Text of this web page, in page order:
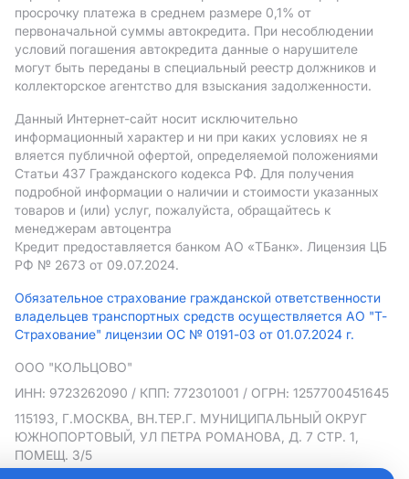
просрочку платежа в среднем размере 0,1% от
первоначальной суммы автокредита. При несоблюдении
условий погашения автокредита данные о нарушителе
могут быть переданы в специальный реестр должников и
коллекторское агентство для взыскания задолженности.
Данный Интернет-сайт носит исключительно
информационный характер и ни при каких условиях не я
вляется публичной офертой, определяемой положениями
Статьи 437 Гражданского кодекса РФ. Для получения
подробной информации о наличии и стоимости указанных
товаров и (или) услуг, пожалуйста, обращайтесь к
менеджерам автоцентра
Кредит предоставляется банком АO «ТБанк». Лицензия ЦБ
РФ № 2673 от 09.07.2024.
Обязательное страхование гражданской ответственности
владельцев транспортных средств осуществляется АО "Т-
Страхование" лицензии ОС № 0191-03 от 01.07.2024 г.
ООО "КОЛЬЦОВО"
ИНН: 9723262090 / КПП: 772301001 / ОГРН: 1257700451645
115193, Г.МОСКВА, ВН.ТЕР.Г. МУНИЦИПАЛЬНЫЙ ОКРУГ
ЮЖНОПОРТОВЫЙ, УЛ ПЕТРА РОМАНОВА, Д. 7 СТР. 1,
ПОМЕЩ. 3/5